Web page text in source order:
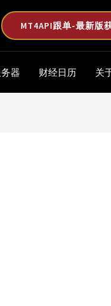
MT4API跟单-最新版
器 财经日历 关